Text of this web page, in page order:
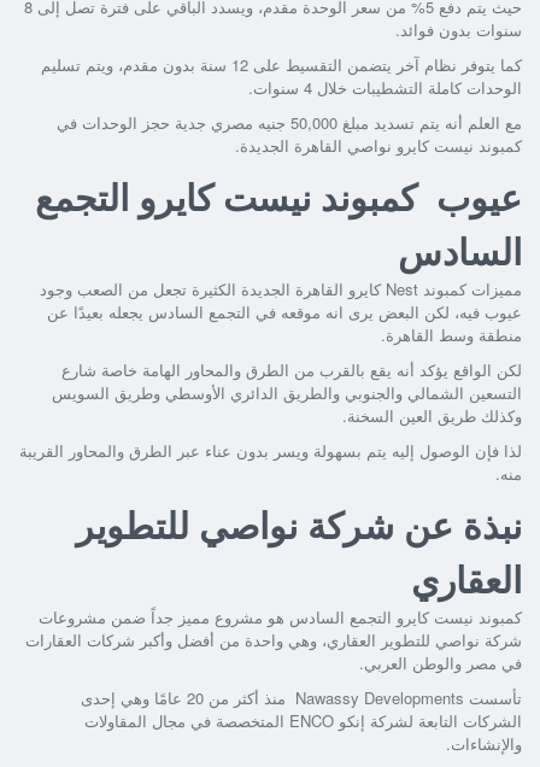
حيث يتم دفع 5% من سعر الوحدة مقدم، ويسدد الباقي على فترة تصل إلى 8
سنوات بدون فوائد.
كما يتوفر نظام آخر يتضمن التقسيط على 12 سنة بدون مقدم، ويتم تسليم
الوحدات كاملة التشطيبات خلال 4 سنوات.
مع العلم أنه يتم تسديد مبلغ 50,000 جنيه مصري جدية حجز الوحدات في
كمبوند نيست كايرو نواصي القاهرة الجديدة.
عيوب كمبوند نيست كايرو التجمع
السادس
مميزات كمبوند Nest كايرو القاهرة الجديدة
الكثيرة تجعل من الصعب وجود
عيوب فيه، لكن البعض يرى انه موقعه في التجمع السادس يجعله بعيدًا عن
منطقة وسط القاهرة.
لكن الواقع يؤكد أنه يقع بالقرب من الطرق والمحاور الهامة خاصة شارع
التسعين الشمالي والجنوبي والطريق الدائري الأوسطي وطريق السويس
وكذلك طريق العين السخنة.
لذا فإن الوصول إليه يتم بسهولة ويسر بدون عناء عبر الطرق والمحاور القريبة
منه.
نبذة عن شركة نواصي للتطوير
العقاري
كمبوند نيست كايرو التجمع السادس هو مشروع مميز جداً ضمن مشروعات
شركة نواصي للتطوير العقاري، وهي واحدة من أفضل وأكبر شركات العقارات
في مصر والوطن العربي.
تأسست Nawassy Developments
منذ أكثر من 20 عامًا وهي إحدى
الشركات التابعة لشركة إنكو ENCO المتخصصة في مجال المقاولات
والإنشاءات.